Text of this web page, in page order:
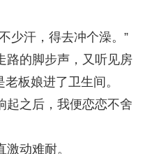
少汗，得去冲个澡。”
的脚步声，又听见房
板娘进了卫生间。
之后，我便恋恋不舍
动难耐。